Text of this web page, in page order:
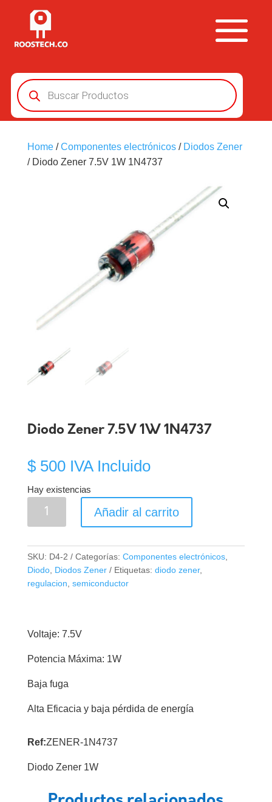
Búsqueda
de
productos
Home/Componentes electrónicos/ Diodos Zener
/ Diodo Zener 7.5V 1W 1N4737
Diodo Zener 7.5V 1W 1N4737
$500 IVA Incluido
Hay existencias
Diodo
1W
1N4737
cantidad
Añadir al carrito
SKU: D4-2 Categorías: Componentes electrónicos,
Diodo, Diodos Zener Etiquetas: diodo zener,
regulacion semiconductor
Voltaje: 7.5V
Potencia Máxima: 1W
Baja fuga
Alta Eficacia y baja pérdida de energía
Ref:ZENER-1N4737
Diodo Zener 1W